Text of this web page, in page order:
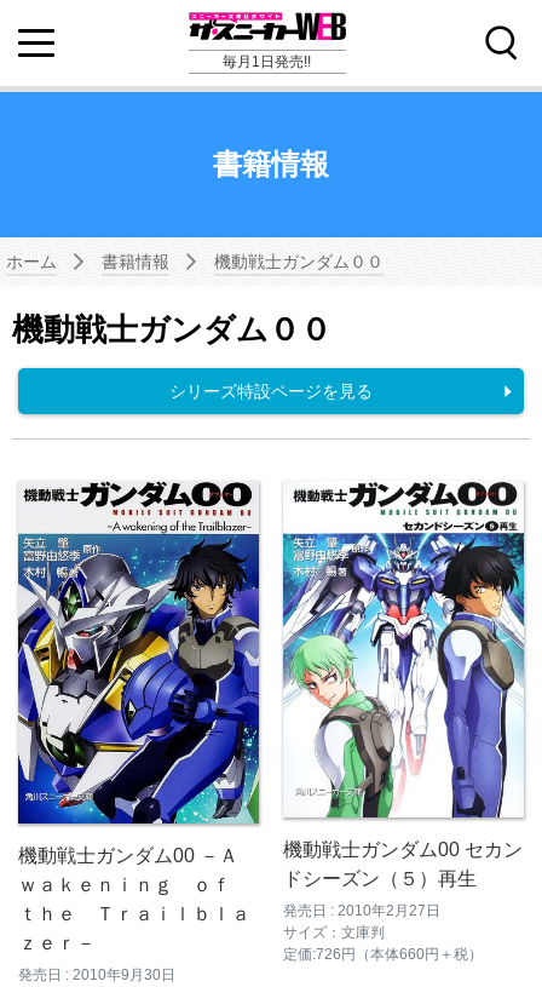
毎月1日発売!!
書籍情報
ホーム 書籍情報 機動戦士ガンダム００
機動戦士ガンダム００
シリーズ特設ページを見る
機動戦士ガンダム00 －Ａ
ｗａｋｅｎｉｎｇ ｏｆ
ｔｈｅ Ｔｒａｉｌｂｌａ
ｚｅｒ－
発売日 : 2010年9月30日
機動戦士ガンダム00 セカン
ドシーズン（５）再生
発売日 : 2010年2月27日
サイズ：文庫判
定価:726円（本体660円＋税）